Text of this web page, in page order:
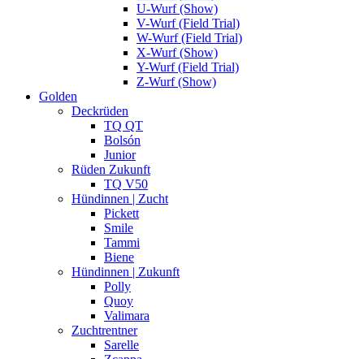
U-Wurf (Show)
V-Wurf (Field Trial)
W-Wurf (Field Trial)
X-Wurf (Show)
Y-Wurf (Field Trial)
Z-Wurf (Show)
Golden
Deckrüden
TQ QT
Bolsón
Junior
Rüden Zukunft
TQ V50
Hündinnen | Zucht
Pickett
Smile
Tammi
Biene
Hündinnen | Zukunft
Polly
Quoy
Valimara
Zuchtrentner
Sarelle